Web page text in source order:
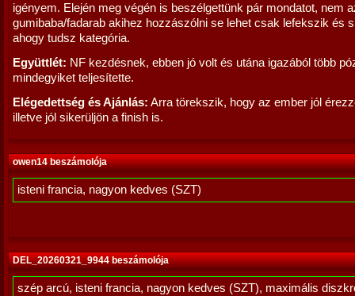
igényem. Elején meg végén is beszélgettünk pár mondatot, nem
gumibaba/fadarab akihez hozzászólni se lehet csak lefekszik és
ahogy tudsz kategória.
Együttlét: NF kezdésnek, ebben jó volt és utána igazából több
mindegyiket teljesítette.
Elégedettség és Ajánlás: Arra törekszik, hogy az ember jól
illetve jól sikerüljön a finish is.
owen14 beszámolója
isteni francia, nagyon kedves (SZT)
DEL_20260321_9944 beszámolója
szép arcú, isteni francia, nagyon kedves (SZT), maximális